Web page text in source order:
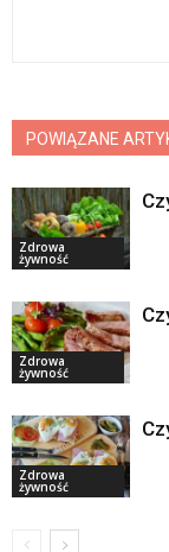
POWIĄZANE
Zdrowa
żywność
Zdrowa
żywność
Zdrowa
żywność